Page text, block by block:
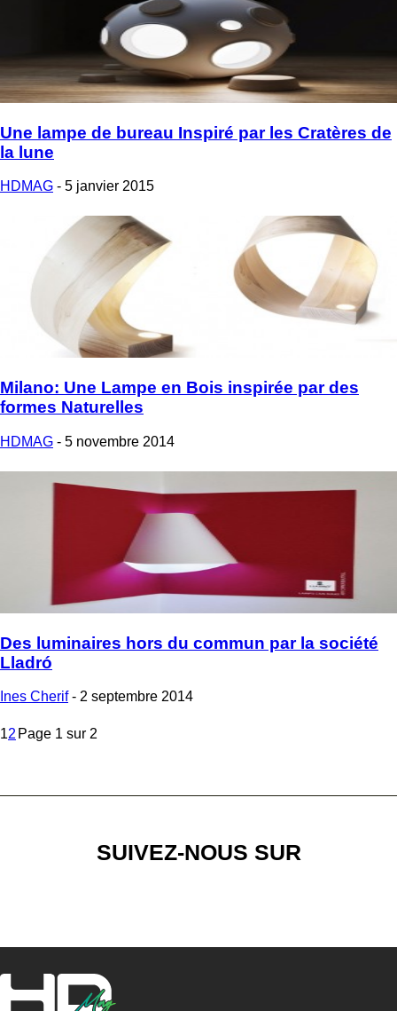
Une lampe de bureau Inspiré par les Cratères de
la lune
HDMAG - 5 janvier 2015
Milano: Une Lampe en Bois inspirée par des
formes Naturelles
HDMAG - 5 novembre 2014
Des luminaires hors du commun par la société
Lladró
Ines Cherif - 2 septembre 2014
12 Page 1 sur 2
SUIVEZ-NOUS SUR